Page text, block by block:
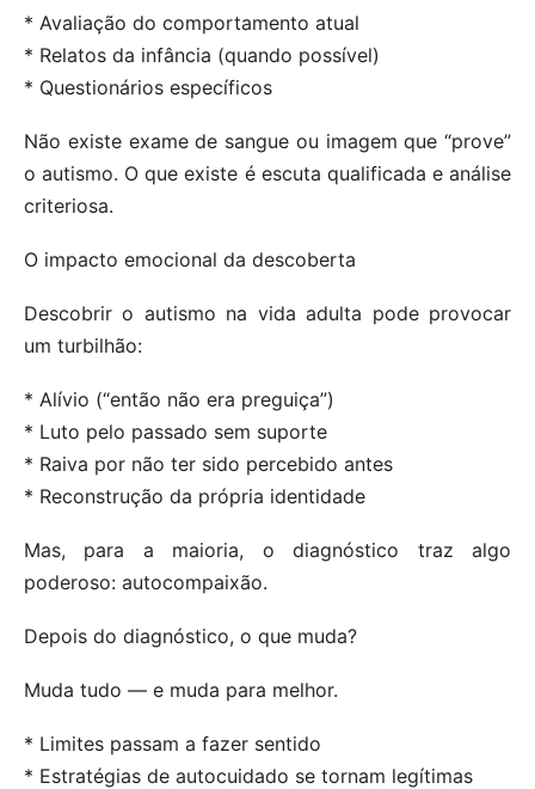
* Avaliação do comportamento atual
* Relatos da infância (quando possível)
* Questionários específicos
Não existe exame de sangue ou imagem que “prove”
o autismo. O que existe é escuta qualificada e análise
criteriosa.
O impacto emocional da descoberta
Descobrir o autismo na vida adulta pode provocar
um turbilhão:
* Alívio (“então não era preguiça”)
* Luto pelo passado sem suporte
* Raiva por não ter sido percebido antes
* Reconstrução da própria identidade
Mas, para a maioria, o diagnóstico traz algo
poderoso: autocompaixão.
Depois do diagnóstico, o que muda?
Muda tudo — e muda para melhor.
* Limites passam a fazer sentido
* Estratégias de autocuidado se tornam legítimas